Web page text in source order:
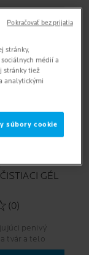
GÉL
(0)
penivý
tvár a telo
stránky,
médií a
stránky tiež
analytickými
súbory cookie
Pokračovať bez prijatia